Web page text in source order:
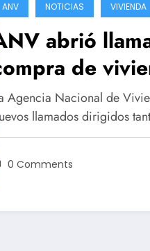
ANV NOTICIAS VIVIENDA
abrió
de
en
y
Agencia Nacional de
llamados dirigidos
0 Comments